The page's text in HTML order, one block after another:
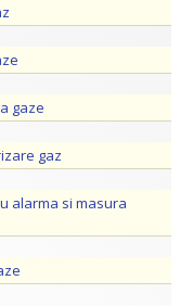
gaze
gaz
alarma si masura